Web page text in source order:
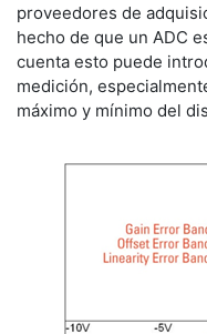
proveedores de
hecho de que un ADC
cuenta esto puede
medición,
máximo y mínimo del